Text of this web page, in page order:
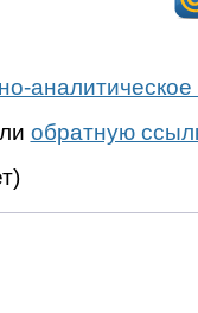
аналитическое
обратную